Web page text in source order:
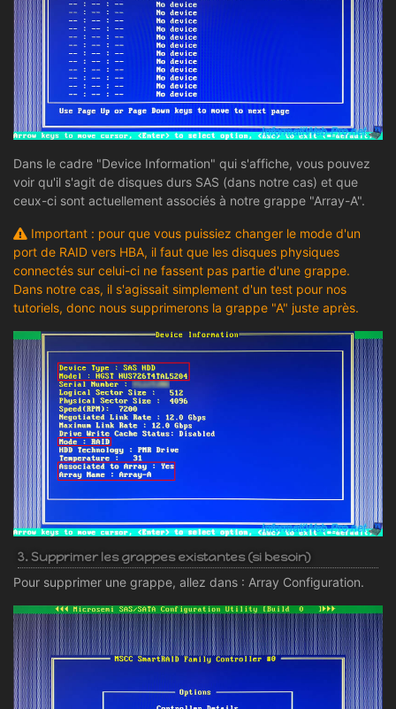
Dans le cadre "Device Information" qui s'affiche, vous pouvez
voir qu'il s'agit de disques durs SAS (dans notre cas) et que
ceux-ci sont actuellement associés à notre grappe "Array-A".
Important : pour que vous puissiez changer le mode d'un
port de RAID vers HBA, il faut que les disques physiques
connectés sur celui-ci ne fassent pas partie d'une grappe.
Dans notre cas, il s'agissait simplement d'un test pour nos
tutoriels, donc nous supprimerons la grappe "A" juste après.
3. Supprimer les grappes existantes (si besoin)
Pour supprimer une grappe, allez dans : Array Configuration.